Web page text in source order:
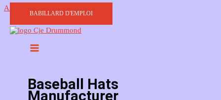
Aller au contenu
BABILLARD D'EMPLOI
Baseball Hats
Manufacturer